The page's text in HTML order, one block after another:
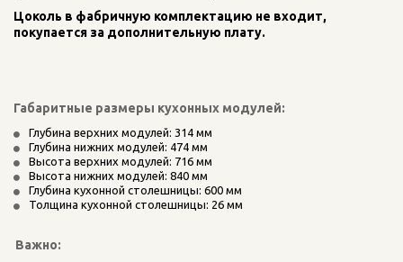
Цоколь в фабричную комплектацию не входит,
покупается за дополнительную плату.
Габаритные размеры кухонных модулей:
Глубина верхних модулей: 314 мм
Глубина нижних модулей: 474 мм
Высота верхних модулей: 716 мм
Высота нижних модулей: 840 мм
Глубина кухонной столешницы: 600 мм
Толщина кухонной столешницы: 26 мм
Важно: